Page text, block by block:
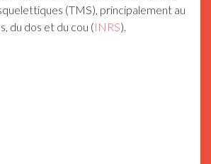
(TMS), principalement au
du dos et du cou (INRS).